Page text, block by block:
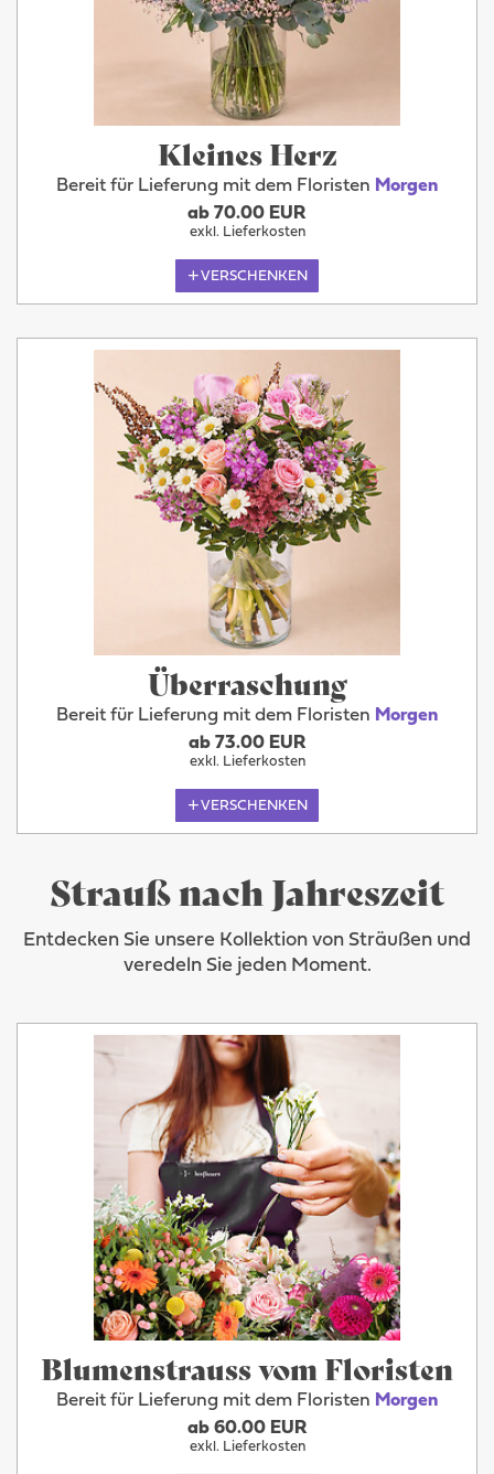
Kleines Herz
Bereit für Lieferung mit dem Floristen Morgen
ab 70.00 EUR
exkl. Lieferkosten
VERSCHENKEN
Überraschung
Bereit für Lieferung mit dem Floristen Morgen
ab 73.00 EUR
exkl. Lieferkosten
VERSCHENKEN
Strauß nach Jahreszeit
Entdecken Sie unsere Kollektion von Sträußen und
veredeln Sie jeden Moment.
Blumenstrauss vom Floristen
Bereit für Lieferung mit dem Floristen Morgen
ab 60.00 EUR
exkl. Lieferkosten